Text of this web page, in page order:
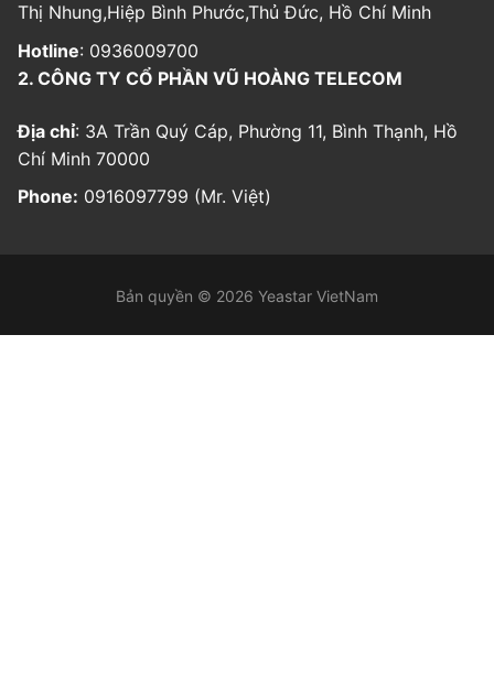
Thị Nhung,Hiệp Bình Phước,Thủ Đức, Hồ Chí Minh
Hotline: 0936009700
2. CÔNG TY CỔ PHẦN VŨ HOÀNG TELECOM
Địa chỉ: 3A Trần Quý Cáp, Phường 11, Bình Thạnh, Hồ
Chí Minh 70000
Phone: 0916097799 (Mr. Việt)
Bản quyền © 2026 Yeastar VietNam